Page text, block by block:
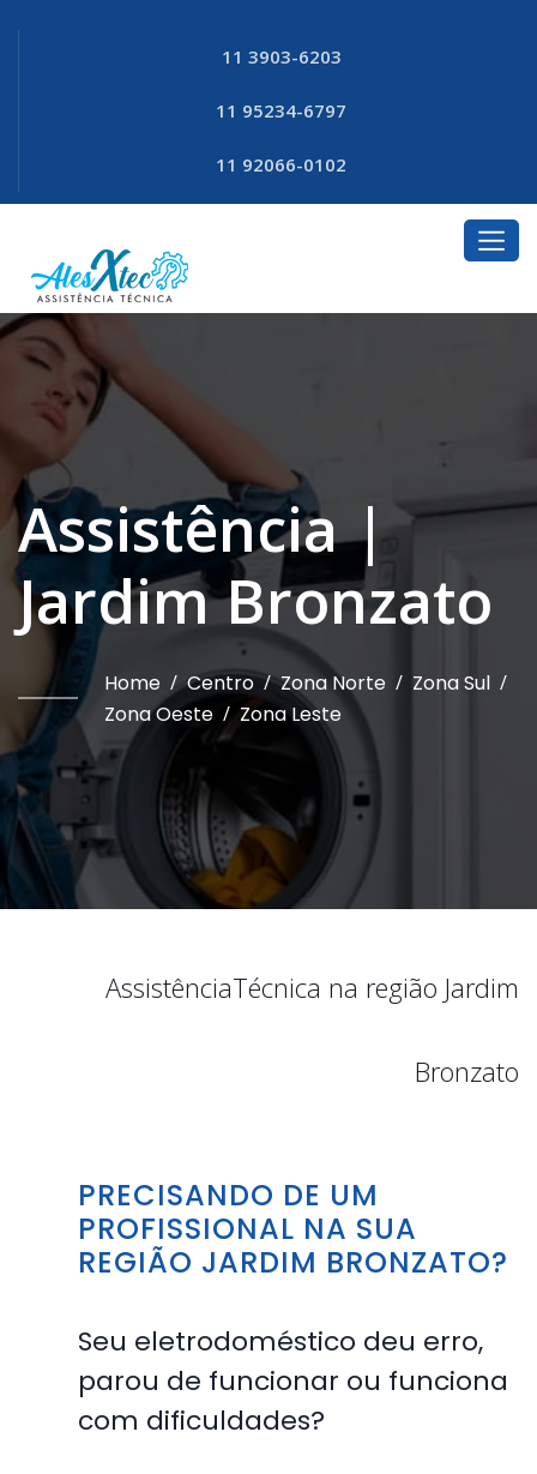
11 3903-6203
11 95234-6797
11 92066-0102
Assistência |
Jardim Bronzato
Home / Centro / Zona Norte / Zona Sul /
Zona Oeste / Zona Leste
AssistênciaTécnica na região Jardim
Bronzato
PRECISANDO DE UM
PROFISSIONAL NA SUA
REGIÃO JARDIM BRONZATO?
Seu eletrodoméstico deu erro,
parou de funcionar ou funciona
com dificuldades?